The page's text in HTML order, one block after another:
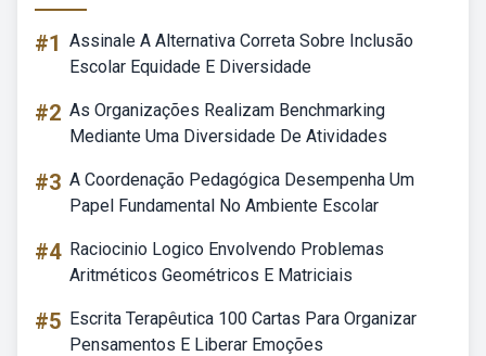
#1 Assinale A Alternativa Correta Sobre Inclusão
Escolar Equidade E Diversidade
#2 As Organizações Realizam Benchmarking
Mediante Uma Diversidade De Atividades
#3 A Coordenação Pedagógica Desempenha Um
Papel Fundamental No Ambiente Escolar
#4 Raciocinio Logico Envolvendo Problemas
Aritméticos Geométricos E Matriciais
#5 Escrita Terapêutica 100 Cartas Para Organizar
Pensamentos E Liberar Emoções